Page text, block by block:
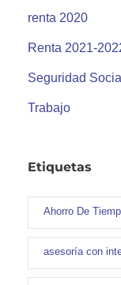
renta 2020
Renta 2021-
Seguridad Social
Trabajo
Etiquetas
Ahorro De
asesoría con